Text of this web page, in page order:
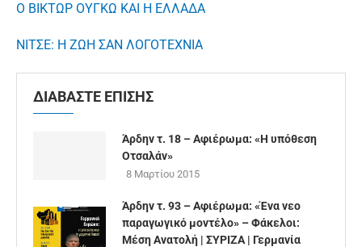
Ο ΒΙΚΤΩΡ ΟΥΓΚΩ ΚΑΙ Η ΕΛΛΑΔΑ
ΝΙΤΣΕ: Η ΖΩΗ ΣΑΝ ΛΟΓΟΤΕΧΝΙΑ
ΔΙΑΒΑΣΤΕ ΕΠΙΣΗΣ
Άρδην τ. 18 – Αφιέρωμα: «Η υπόθεση
Οτσαλάν»
8 Μαρτίου 2015
Άρδην τ. 93 – Αφιέρωμα: «Ένα νεο
παραγωγικό μοντέλο» – Φάκελοι:
Μέση Ανατολή | ΣΥΡΙΖΑ | Γερμανία